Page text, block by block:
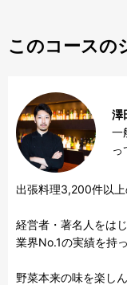
このコースの
澤
一
っ
出張料理3,200件以上
経営者・著名人をは
業界No.1の実績を持
野菜本来の味を楽し